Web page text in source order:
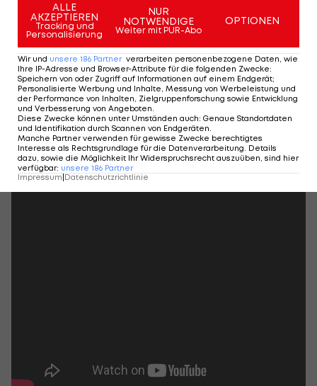
ALLE
AKZEPTIEREN
Tracking und
Personalisierung
NUR
NOTWENDIGE
Weiter mit PUR-Abo
OPTIONEN
Wir und unsere 186 Partner verarbeiten personenbezogene Daten, wie
Ihre IP-Adresse und Browser-Attribute für die folgenden Zwecke:
Speichern von oder Zugriff auf Informationen auf einem Endgerät;
Personalisierte Werbung und Inhalte, Messung von Werbeleistung und
der Performance von Inhalten, Zielgruppenforschung sowie Entwicklung
und Verbesserung von Angeboten.
Diese Zwecke können unter Umständen auch: Genaue Standortdaten
und Identifikation durch Scannen von Endgeräten.
Manche Partner verwenden für gewisse Zwecke berechtigtes
Interesse als Rechtsgrundlage für die Datenverarbeitung. Details
dazu, sowie die Möglichkeit Ihr Widerspruchsrecht auszuüben, sind hier
verfügbar: unsere 186 Partner
Impressum Datenschutzrichtlinie